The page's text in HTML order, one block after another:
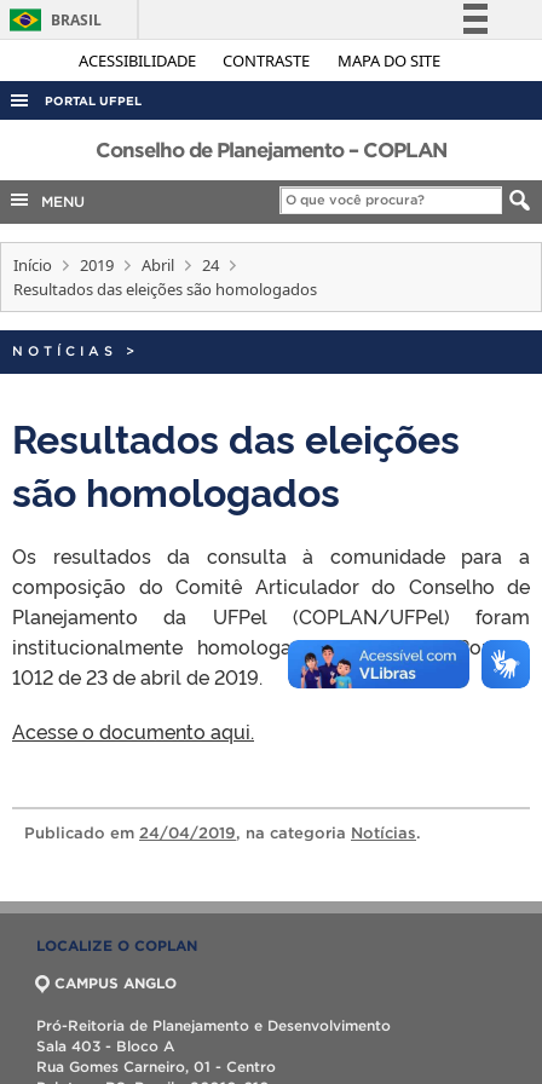
ACESSIBILIDADE CONTRASTE MAPA DO SITE
BRASIL
Simplifique!
Legislação
Canais
PORTAL UFPEL
ACESSO À INFORMAÇÃO
AUDITORIA
COBALTO
CONCURSOS
INTERNACIONAL
PORTARIAS
Conselho de Planejamento – COPLAN
MENU
Início 2019 Abril
24
Resultados das eleições são homologados
NOTÍCIAS >
Resultados das eleições
são homologados
Os resultados da consulta à comunidade para a
composição do Comitê Articulador do Conselho de
Planejamento da UFPel (COPLAN/UFPel) foram
institucionalmente homologados através da Portaria
1012 de 23 de abril de 2019.
Acesse o documento aqui.
Publicado em 24/04/2019, na categoria Notícias.
LOCALIZE O COPLAN
CAMPUS ANGLO
Pró-Reitoria de Planejamento e Desenvolvimento
Sala 403 - Bloco A
Rua Gomes Carneiro, 01 - Centro